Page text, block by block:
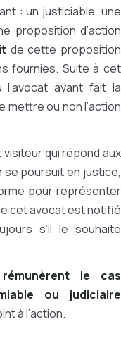
: un justiciable, une
proposition d’action
de cette proposition
fournies. Suite à cet
l’avocat ayant fait la
mettre ou non l’action
qui répond aux
se poursuit en justice,
pour représenter
cet avocat est notifié
s’il le souhaite
le cas
ou judiciaire
à l’action.